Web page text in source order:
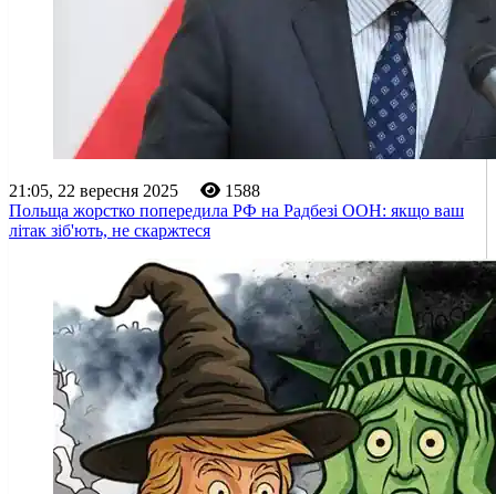
21:05, 22 вересня 2025
1588
Польща жорстко попередила РФ на Радбезі ООН: якщо ваш
літак зіб'ють, не скаржтеся